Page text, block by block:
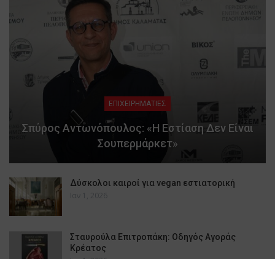
ΕΠΙΧΕΙΡΗΜΑΤΙΕΣ
Σπύρος Αντωνόπουλος: «Η Εστίαση Δεν Είναι
Σουπερμάρκετ»
Δύσκολοι καιροί για vegan εστιατορική
Ιαν 1, 2026
Σταυρούλα Επιτροπάκη: Οδηγός Αγοράς
Κρέατος